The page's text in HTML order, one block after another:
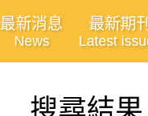
最新消息
News
最新期刊
Latest